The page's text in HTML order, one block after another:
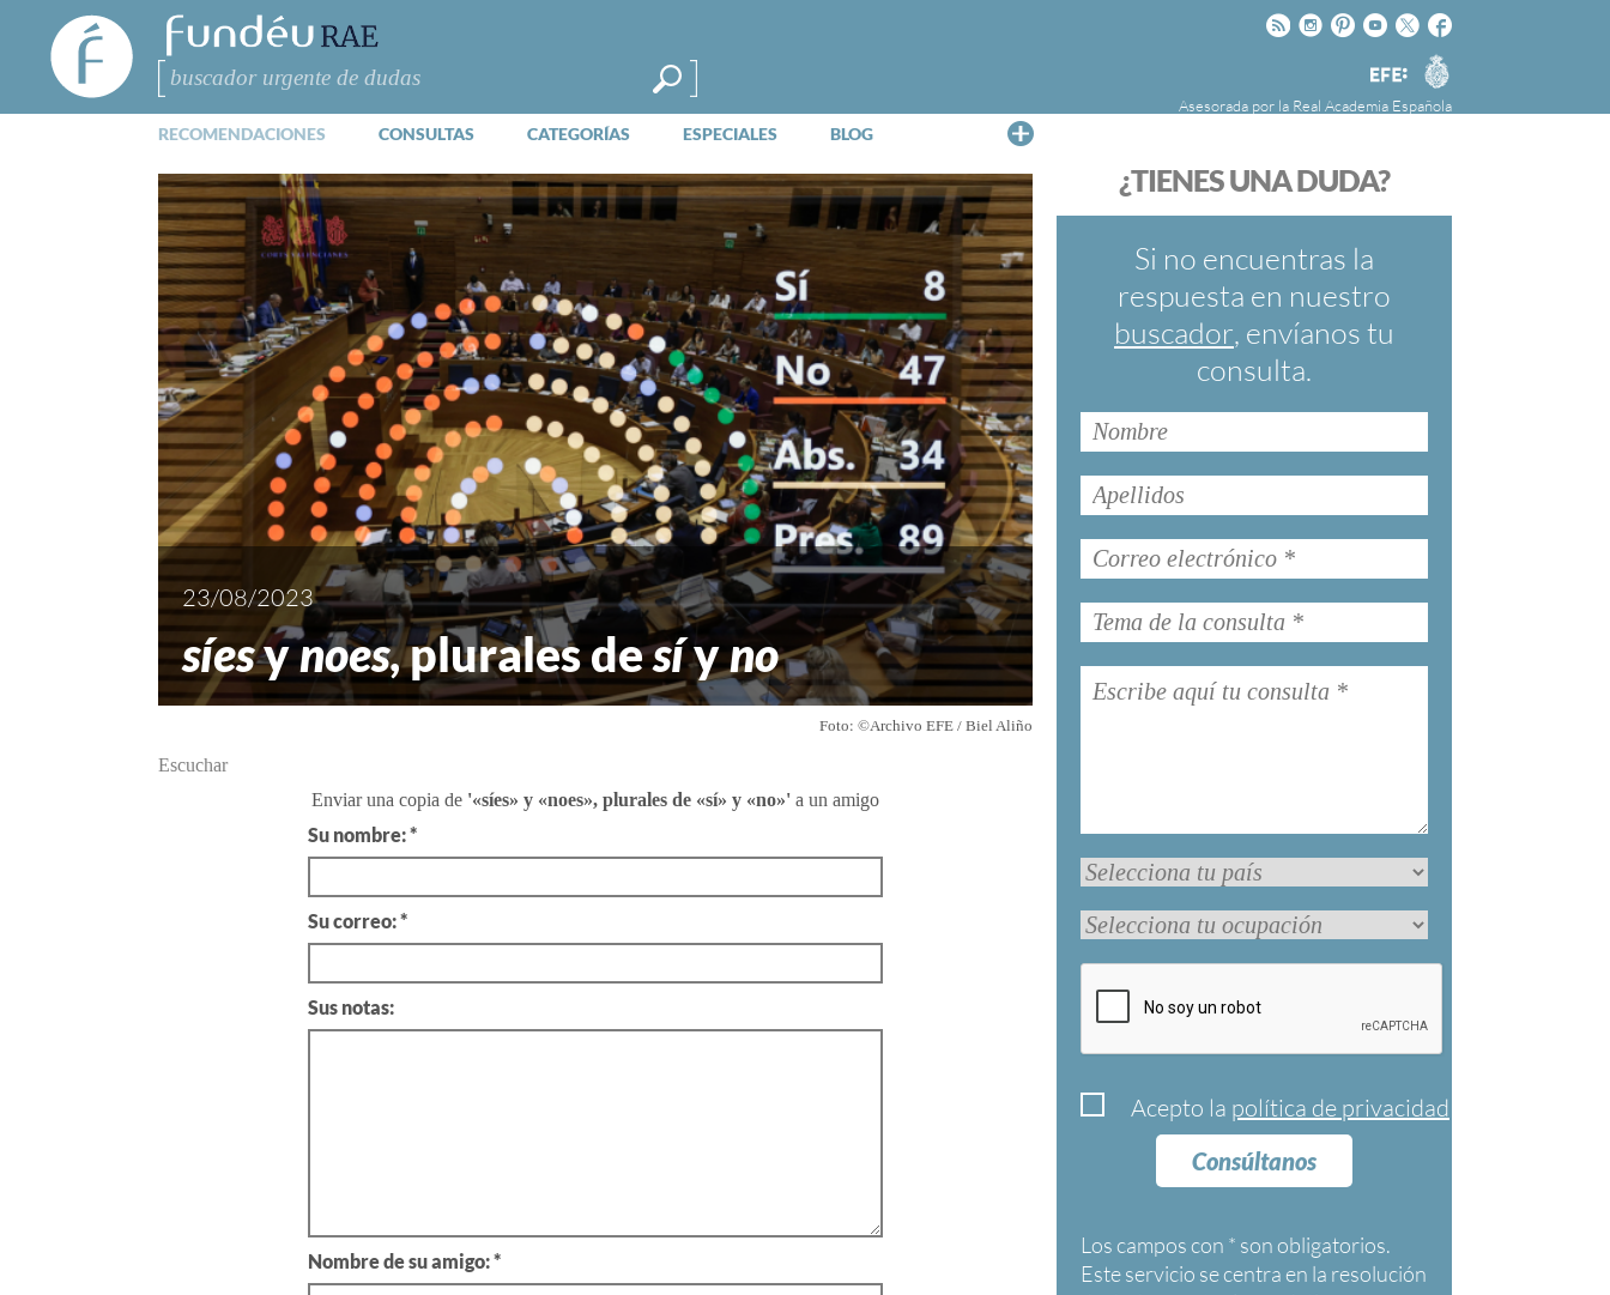
FundéuRAE
- Fundación
del Español
Urgente
Buscar
Facebook
Twitter
Youtube
Pinteres
Instagram
Rss
Agencia
EFE
Asesorada por la Real Academia Española
RECOMENDACIONES CONSULTAS CATEGORÍAS ESPECIALES BLOG
FundéuRAE es una fundación patrocinada por
cuyo objetivo es colaborar con el buen uso del
español en los medios de comunicación y en
Internet.
¿TIENES UNA DUDA?
Si no encuentras la
respuesta en nuestro
buscador, envíanos tu
consulta.
Acepto la política de privacidad
Consúltanos
Los campos con * son obligatorios
23/08/2023
síesynoes, plurales desíyno
Foto: ©Archivo EFE / Biel Aliño
Escuchar
Enviar una copia de '«síes» y «noes», plurales de «sí» y «no»' a un amigo
Su nombre: *
Su correo: *
Sus notas:
Nombre de su amigo: *